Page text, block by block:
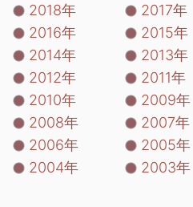
2018年
2017年
2016年
2015年
2014年
2013年
2012年
2011年
2010年
2009年
2008年
2007年
2006年
2005年
2004年
2003年